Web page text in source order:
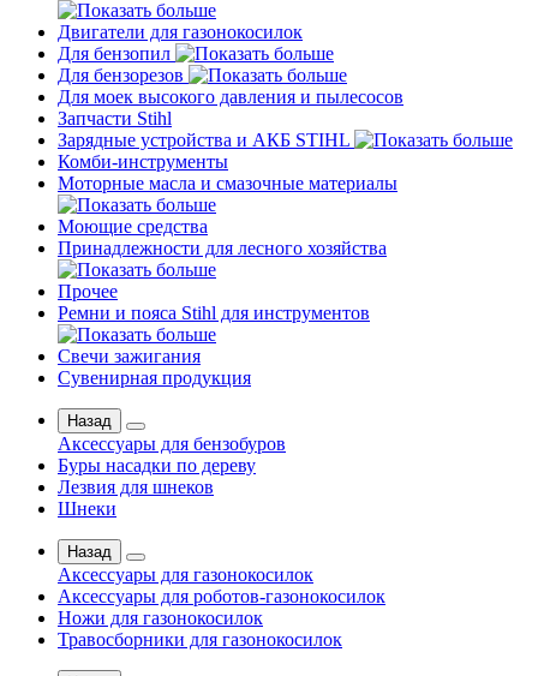
Двигатели для газонокосилок
Для бензопил
Для бензорезов
Для моек высокого давления и пылесосов
Запчасти Stihl
Зарядные устройства и АКБ STIHL
Комби-инструменты
Моторные масла и смазочные материалы
Моющие средства
Принадлежности для лесного хозяйства
Прочее
Ремни и пояса Stihl для инструментов
Свечи зажигания
Сувенирная продукция
Назад
Аксессуары для бензобуров
Буры насадки по дереву
Лезвия для шнеков
Шнеки
Назад
Аксессуары для газонокосилок
Аксессуары для роботов-газонокосилок
Ножи для газонокосилок
Травосборники для газонокосилок